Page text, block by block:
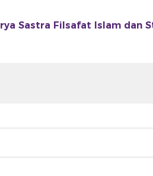
Sastra Filsafat Islam dan